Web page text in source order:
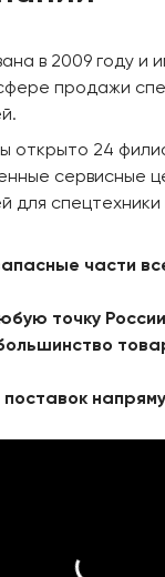
в 2009 году и
продажи
открыто 24
сервисные
для спецтехники
части
точку России